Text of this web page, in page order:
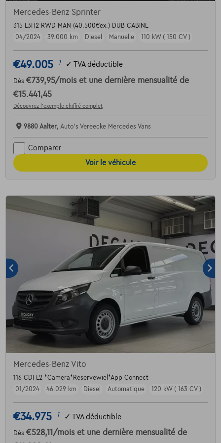
Mercedes-Benz Sprinter
315 L3H2 RWD MAN (40.500€ex.) DUB CABINE
04/2024
39.000 km Diesel Manuelle 110 kW ( 150 CV )
€49.005 1 ✓ TVA déductible
Dès €739,95/mois et une dernière mensualité de
€15.441,45
Découvrez l’exemple chiffré complet
9880 Aalter, Auto's Vereecke Mercedes Vans
Comparer
Voir le véhicule
Mercedes-Benz Vito
116 CDI L2 *Camera*Reservewiel*App Connect
01/2024
46.029 km Diesel Automatique 120 kW ( 163 CV )
€34.975 1 ✓ TVA déductible
Dès €528,11 /mois et une dernière mensualité de